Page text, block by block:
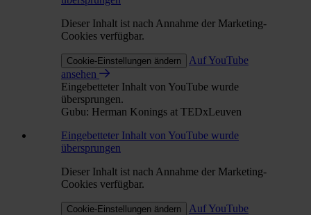
Dieser Inhalt ist nach Annahme der Marketing-
Cookies verfügbar.
Cookie-Einstellungen ändern
Auf YouTube
ansehen
Eingebetteter Inhalt von YouTube wurde
übersprungen.
Gubu: Herman Konings at TEDxLeuven
Eingebetteter Inhalt von YouTube wurde
übersprungen
Dieser Inhalt ist nach Annahme der Marketing-
Cookies verfügbar.
Cookie-Einstellungen ändern
Auf YouTube